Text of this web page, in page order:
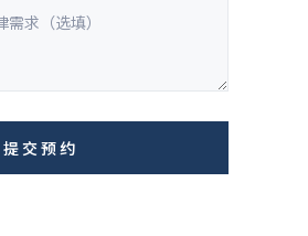
提交预约